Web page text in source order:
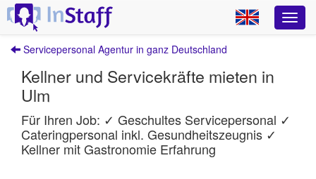
Servicepersonal Agentur in ganz Deutschland
Kellner und Servicekräfte mieten in
Ulm
Für Ihren Job: ✓ Geschultes Servicepersonal ✓
Cateringpersonal inkl. Gesundheitszeugnis ✓
Kellner mit Gastronomie Erfahrung